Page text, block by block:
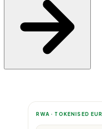
RWA · TOKENISED EUR